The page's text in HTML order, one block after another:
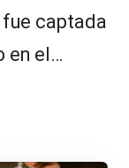
fue captada
en el…